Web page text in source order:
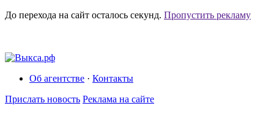
До перехода на сайт осталось секунд. Пропустить рекламу
Об агентстве · Контакты
Прислать новость Реклама на сайте